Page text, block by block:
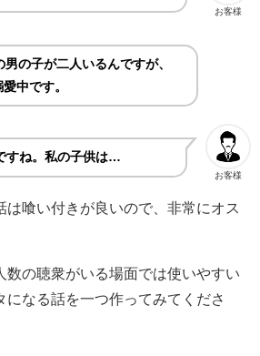
お客様
男の子が二人いるんですが、
中です。
お客様
すね。私の子供は…
は喰い付きが良いので、非常にオス
数の聴衆がいる場面では使いやすい
になる話を一つ作ってみてくださ